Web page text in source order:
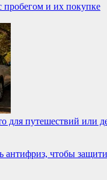
пробегом и их покупке
для путешествий или
антифриз, чтобы